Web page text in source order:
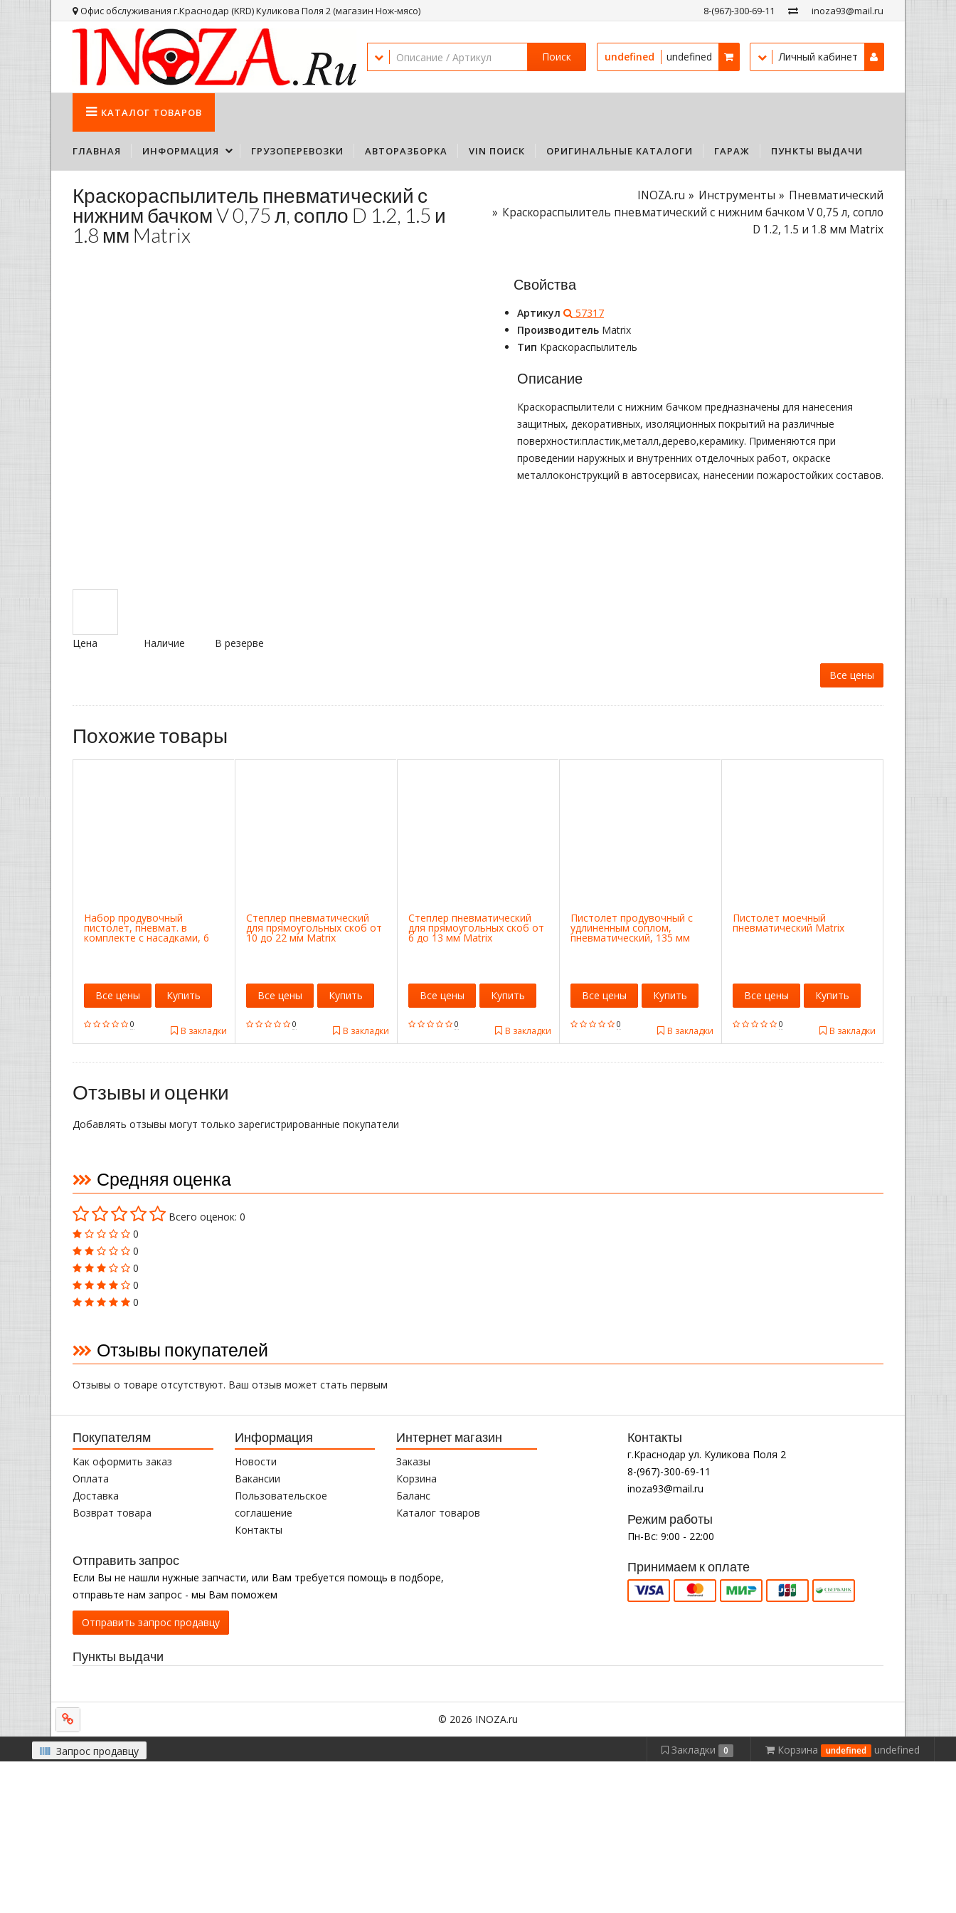
Офис обслуживания г.Краснодар (KRD) Куликова Поля 2 (магазин Нож-мясо) 8-(967)-300-69-11 inoza93@mail.ru
Поиск undefined undefined Личный кабинет
КАТАЛОГ ТОВАРОВ
ГЛАВНАЯ ИНФОРМАЦИЯ ГРУЗОПЕРЕВОЗКИ АВТОРАЗБОРКА VIN ПОИСК ОРИГИНАЛЬНЫЕ КАТАЛОГИ ГАРАЖ ПУНКТЫ ВЫДАЧИ
Краскораспылитель пневматический с
нижним бачком V 0,75 л, сопло D 1.2, 1.5 и
1.8 мм Matrix
INOZA.ru Инструменты
Пневматический
Краскораспылитель пневматический с нижним бачком V 0,75 л, сопло
D 1.2, 1.5 и 1.8 мм Matrix
Свойства
Артикул
57317
Производитель Matrix
Тип Краскораспылитель
Описание
Краскораспылители с нижним бачком предназначены для нанесения
защитных, декоративных, изоляционных покрытий на различные
поверхности:пластик,металл,дерево,керамику. Применяются при
проведении наружных и внутренних отделочных работ, окраске
металлоконструкций в автосервисах, нанесении пожаростойких составов.
Цена Наличие В резерве
Все цены
Похожие товары
Набор продувочный
пистолет, пневмат. в
комплекте с насадками, 6
0
В закладки
Все цены Купить
Степлер пневматический
для прямоугольных скоб от
10 до 22 мм Matrix
0
В закладки
Все цены Купить
Степлер пневматический
для прямоугольных скоб от
6 до 13 мм Matrix
0
В закладки
Все цены Купить
Пистолет продувочный с
удлиненным соплом,
пневматический, 135 мм
0
В закладки
Все цены Купить
Пистолет моечный
пневматический Matrix
0
В закладки
Все цены Купить
Отзывы и оценки
Добавлять отзывы могут только зарегистрированные покупатели
Средняя оценка
Всего оценок: 0
0
0
0
0
0
Отзывы покупателей
Отзывы о товаре отсутствуют. Ваш отзыв может стать первым
Покупателям
Как оформить заказ
Оплата
Доставка
Возврат товара
Информация
Новости
Вакансии
Пользовательское
соглашение
Контакты
Интернет магазин
Заказы
Корзина
Баланс
Каталог товаров
Отправить запрос
Если Вы не нашли нужные запчасти, или Вам требуется помощь в подборе,
отправьте нам запрос - мы Вам поможем
Отправить запрос продавцу
Контакты
г.Краснодар ул. Куликова Поля 2
8-(967)-300-69-11
inoza93@mail.ru
Режим работы
Пн-Вс: 9:00 - 22:00
Принимаем к оплате
Пункты выдачи
© 2026 INOZA.ru
Запрос продавцу Закладки 0 Корзина undefined undefined